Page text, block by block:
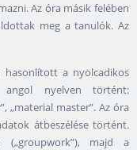
Az óra másik felében
meg a tanulók. Az
hasonlított a nyolcadikos
angol nyelven történt:
„material master”. Az óra
átbeszélése történt.
majd a